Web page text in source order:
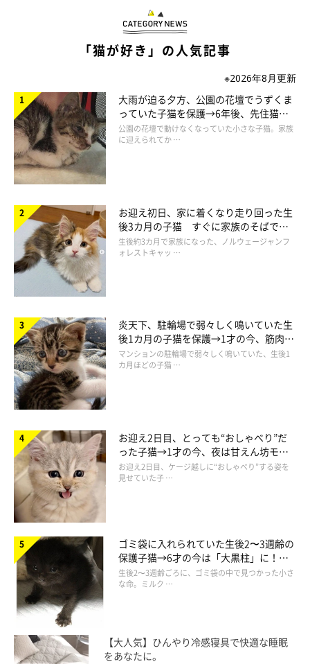
現在のマサムネくんがこちら。
@masamuneko51
保護当時は体重が280gしかなかったマサムネくん。ミルクも飲
まずにどうしようと思っていたそうですが、動物病院で先生がペ
ースト状のおやつをあげたところ、食べてくれたのだとか。
それからはゴハンを食べてくれるようになり、すくすくと成長。
6才の現在は体重が5.7kgになり、
な」と思うほどになったそう。
なった」
といいます。
「猫が好き」の人気記事
※2026年8月更新
大雨が迫る夕方、公園の花壇でうずくま
っていた子猫を保護→6年後、先住猫
と“姉妹”のような関係に
公園の花壇で動けなくなっていた小さな子猫。家族
に迎えられてか …
お迎え初日、家に着くなり走り回った生
後3カ月の子猫 すぐに家族のそばで落
ち着く姿に「迎えてよかった」
生後約3カ月で家族になった、ノルウェージャンフ
ォレストキャッ …
炎天下、駐輪場で弱々しく鳴いていた生
後1カ月の子猫を保護→1才の今、筋肉質
でツンデレなコに成長
マンションの駐輪場で弱々しく鳴いていた、生後1
カ月ほどの子猫 …
お迎え2日目、とっても“おしゃべり”だ
った子猫→1才の今、夜は甘えん坊モー
ドになるコに成長！
お迎え2日目、ケージ越しに“おしゃべり”する姿を
見せていた子 …
ゴミ袋に入れられていた生後2〜3週齢の
保護子猫→6才の今は「大黒柱」に！
美しい黒猫に成長した姿にグッとくる
生後2〜3週齢ごろに、ゴミ袋の中で見つかった小さ
な命。ミルク …
【大人気】ひんやり冷感寝具で快適な睡眠
をあなたに。